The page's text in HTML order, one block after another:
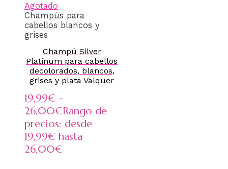
Agotado
Champús para
cabellos blancos y
grises
Champú Silver
Platinum para cabellos
decolorados, blancos,
grises y plata Valquer
19,99€ -
26,00€Rango de
precios: desde
19,99€ hasta
26,00€